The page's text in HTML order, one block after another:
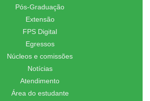
Pós-Graduação
Extensão
FPS Digital
Egressos
Núcleos e comissões
Notícias
Atendimento
Área do estudante